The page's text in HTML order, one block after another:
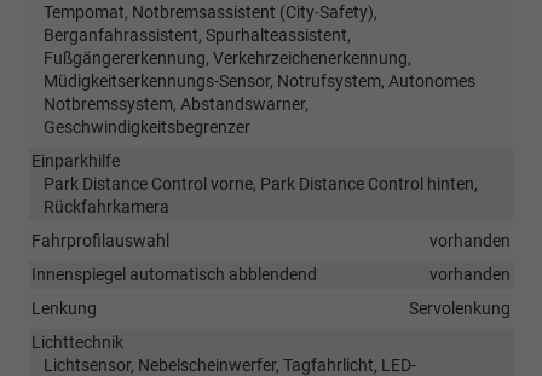
Tempomat, Notbremsassistent (City-Safety),
Berganfahrassistent, Spurhalteassistent,
Fußgängererkennung, Verkehrzeichenerkennung,
Müdigkeitserkennungs-Sensor, Notrufsystem, Autonomes
Notbremssystem, Abstandswarner,
Geschwindigkeitsbegrenzer
Einparkhilfe
Park Distance Control vorne, Park Distance Control hinten,
Rückfahrkamera
Fahrprofilauswahl
vorhanden
Innenspiegel automatisch abblendend
vorhanden
Lenkung
Servolenkung
Lichttechnik
Lichtsensor, Nebelscheinwerfer, Tagfahrlicht, LED-